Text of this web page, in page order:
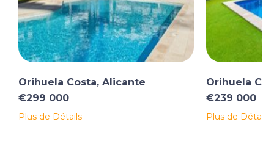
Orihuela Costa, Alicante
€299 000
Plus de Détails
Orihuela
€239 000
Plus de Détails